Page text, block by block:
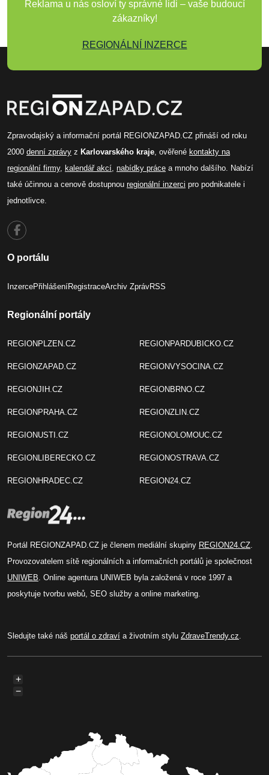
Reklama u nás osloví ty správné lidi – vaše budoucí
zákazníky!
REGIONÁLNÍ INZERCE
Zpravodajský a informační portál REGIONZAPAD.CZ přináší od roku
2000 denní zprávy z Karlovarského kraje, ověřené kontakty na
regionální firmy, kalendář akcí, nabídky práce a mnoho dalšího. Nabízí
také účinnou a cenově dostupnou regionální inzerci pro podnikatele i
jednotlivce.
O portálu
InzercePřihlášeníRegistraceArchiv ZprávRSS
Regionální portály
REGIONPLZEN.CZ
REGIONZAPAD.CZ
REGIONJIH.CZ
REGIONPRAHA.CZ
REGIONUSTI.CZ
REGIONLIBERECKO.CZ
REGIONHRADEC.CZ
REGIONPARDUBICKO.CZ
REGIONVYSOCINA.CZ
REGIONBRNO.CZ
REGIONZLIN.CZ
REGIONOLOMOUC.CZ
REGIONOSTRAVA.CZ
REGION24.CZ
Portál REGIONZAPAD.CZ je členem mediální skupiny REGION24.CZ.
Provozovatelem sítě regionálních a informačních portálů je společnost
UNIWEB. Online agentura UNIWEB byla založená v roce 1997 a
poskytuje tvorbu webů, SEO služby a online marketing.
Sledujte také náš portál o zdraví a životním stylu ZdraveTrendy.cz.
+
−